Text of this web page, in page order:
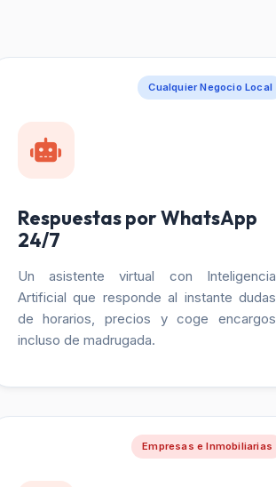
Cualquier Negocio Local
Respuestas por WhatsApp
24/7
Un asistente virtual con Inteligencia
Artificial que responde al instante dudas
de horarios, precios y coge encargos
incluso de madrugada.
Empresas e Inmobiliarias